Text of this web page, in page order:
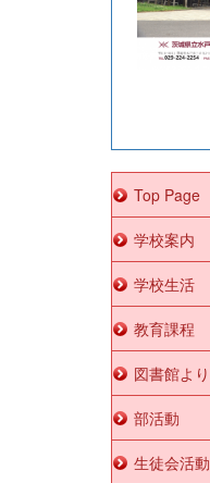
Top Page
学校案内
学校生活
教育課程
図書館より
部活動
生徒会活動